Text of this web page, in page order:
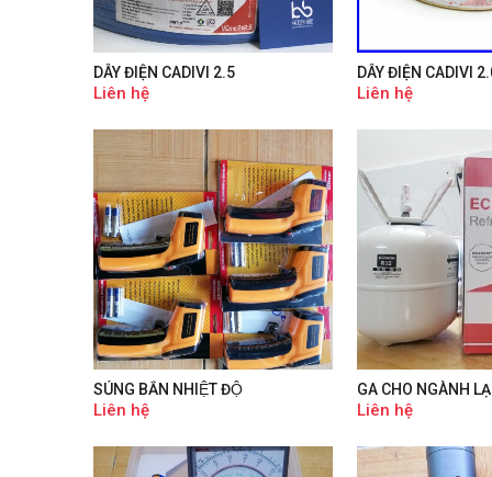
DÂY ĐIỆN CADIVI 2.5
Liên hệ
DÂY ĐIỆN CADIVI
Liên hệ
SÚNG BẮN NHIỆT ĐỘ
Liên hệ
GA CHO NGÀNH
Liên hệ